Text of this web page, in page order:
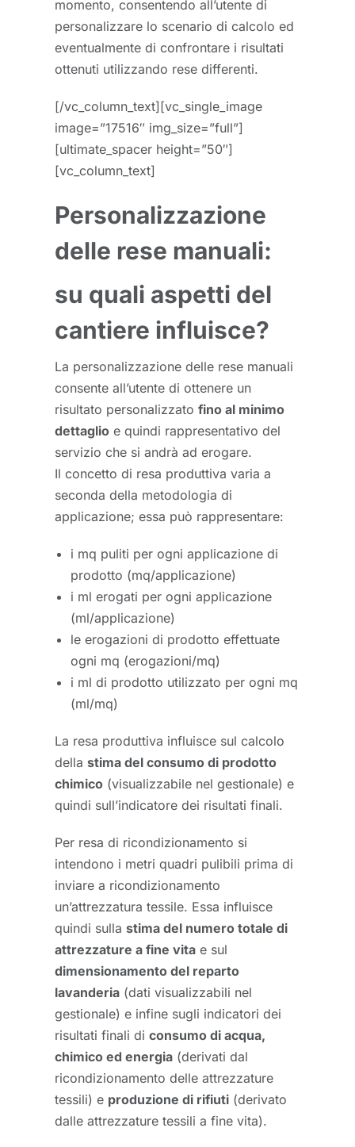
momento, consentendo all’utente di
personalizzare lo scenario di calcolo ed
eventualmente di confrontare i risultati
ottenuti utilizzando rese differenti.
[/vc_column_text][vc_single_image
image=”17516″ img_size=”full”]
[ultimate_spacer height=”50″]
[vc_column_text]
Personalizzazione
delle rese manuali:
su quali aspetti del
cantiere influisce?
La personalizzazione delle rese manuali
consente all’utente di ottenere un
risultato personalizzato fino al minimo
dettaglio e quindi rappresentativo del
servizio che si andrà ad erogare.
Il concetto di resa produttiva varia a
seconda della metodologia di
applicazione; essa può rappresentare:
i mq puliti per ogni applicazione di
prodotto (mq/applicazione)
i ml erogati per ogni applicazione
(ml/applicazione)
le erogazioni di prodotto effettuate
ogni mq (erogazioni/mq)
i ml di prodotto utilizzato per ogni mq
(ml/mq)
La resa produttiva influisce sul calcolo
della stima del consumo di prodotto
chimico (visualizzabile nel gestionale) e
quindi sull’indicatore dei risultati finali.
Per resa di ricondizionamento si
intendono i metri quadri pulibili prima di
inviare a ricondizionamento
un’attrezzatura tessile. Essa influisce
quindi sulla stima del numero totale di
attrezzature a fine vita e sul
dimensionamento del reparto
lavanderia (dati visualizzabili nel
gestionale) e infine sugli indicatori dei
risultati finali di consumo di acqua,
chimico ed energia (derivati dal
ricondizionamento delle attrezzature
tessili) e produzione di rifiuti (derivato
dalle attrezzature tessili a fine vita).